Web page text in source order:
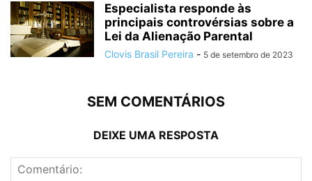
Especialista responde às
principais controvérsias sobre a
Lei da Alienação Parental
Clovis Brasil Pereira - 5 de setembro de 2023
SEM COMENTÁRIOS
DEIXE UMA RESPOSTA